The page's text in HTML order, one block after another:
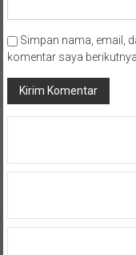
Simpan nama, email,
komentar saya berikutnya.